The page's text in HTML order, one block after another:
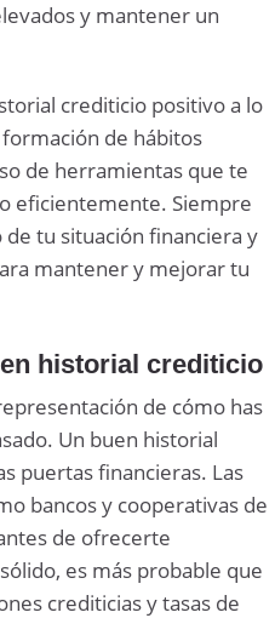
y mantener un
crediticio positivo a lo
de hábitos
de herramientas que te
eficientemente. Siempre
tu situación financiera y
mantener y mejorar tu
historial crediticio
de cómo has
Un buen historial
puertas financieras. Las
bancos y cooperativas de
de ofrecerte
es más probable que
crediticias y tasas de